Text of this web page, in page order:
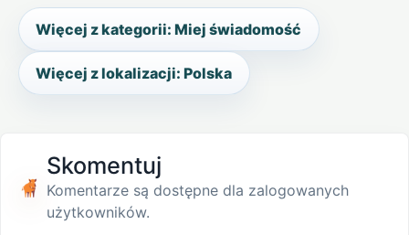
Więcej z kategorii: Miej świadomość
Więcej z lokalizacji: Polska
Skomentuj
Komentarze są dostępne dla zalogowanych
użytkowników.